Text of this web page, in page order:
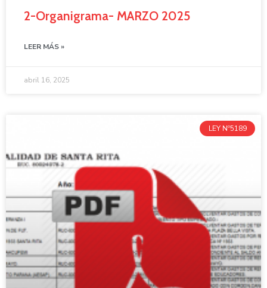
2-Organigrama- MARZO 2025
LEER MÁS »
abril 16, 2025
LEY Nº5189